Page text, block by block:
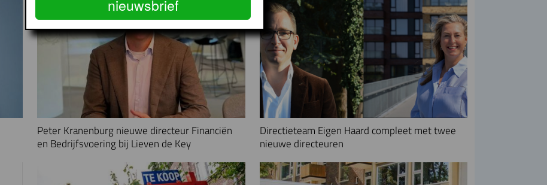
Peter Kranenburg nieuwe directeur Financiën
en Bedrijfsvoering bij Lieven de Key
Directieteam Eigen Haard compleet met twee
nieuwe directeuren
nieuwsbrief